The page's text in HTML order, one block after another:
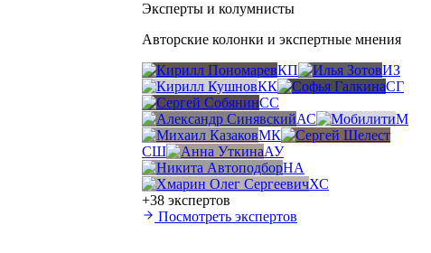
Эксперты и колумнисты
Авторские колонки и экспертные мнения
КП
ИЗ
КК
СГ
СС
АС
М
МК
СШ
АУ
НА
ХС
+38 экспертов
Посмотреть экспертов